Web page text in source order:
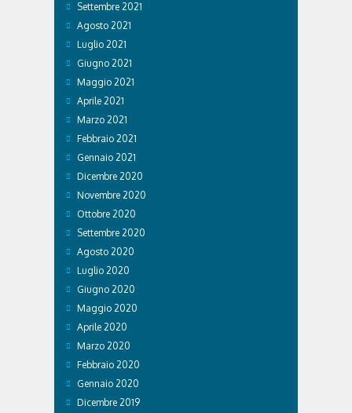
Settembre 2021
Agosto 2021
Luglio 2021
Giugno 2021
Maggio 2021
Aprile 2021
Marzo 2021
Febbraio 2021
Gennaio 2021
Dicembre 2020
Novembre 2020
Ottobre 2020
Settembre 2020
Agosto 2020
Luglio 2020
Giugno 2020
Maggio 2020
Aprile 2020
Marzo 2020
Febbraio 2020
Gennaio 2020
Dicembre 2019